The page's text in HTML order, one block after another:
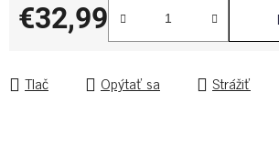
€32,99
Jednotková cena:
Tlač Opýtať sa Strážiť